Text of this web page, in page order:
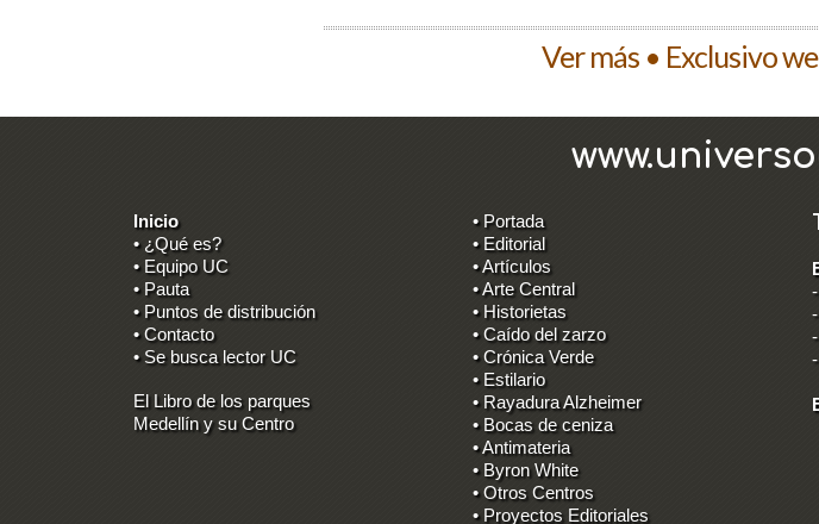
Ver más • Exclusivo
Inicio
• ¿Qué es?
• Equipo UC
• Pauta
• Puntos de distribución
• Contacto
• Se busca lector UC
El Libro de los parques
Medellín y su Centro
• Portada
• Editorial
• Artículos
• Arte Central
• Historietas
• Caído del zarzo
• Crónica Verde
• Estilario
• Rayadura Alzheimer
• Bocas de ceniza
• Antimateria
• Byron White
• Otros Centros
• Proyectos Editoriales
-
-
-
-